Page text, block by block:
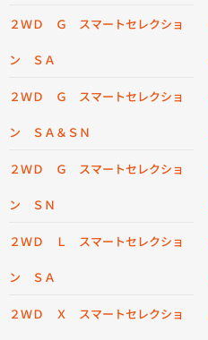
２ＷＤ Ｇ スマートセレクショ
ン ＳＡ
２ＷＤ Ｇ スマートセレクショ
ン ＳＡ＆ＳＮ
２ＷＤ Ｇ スマートセレクショ
ン ＳＮ
２ＷＤ Ｌ スマートセレクショ
ン ＳＡ
２ＷＤ Ｘ スマートセレクショ